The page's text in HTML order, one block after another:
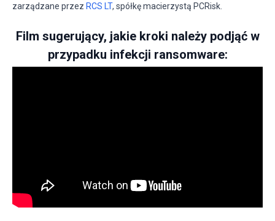
zarządzane przez RCS LT, spółkę macierzystą PCRisk.
Film sugerujący, jakie kroki należy podjąć w
przypadku infekcji ransomware: